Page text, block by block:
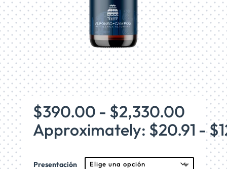
$390.00 - $2,330.00
de
Approximately: $20.91 -
Presentación